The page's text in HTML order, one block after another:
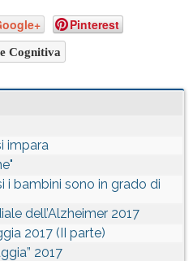
Pinterest
Cognitiva
impara
i bambini sono in grado di
dell’Alzheimer 2017
2017 (II parte)
2017